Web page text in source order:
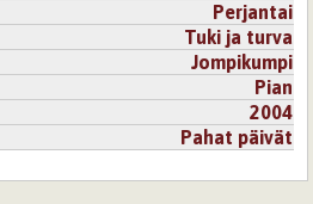
Perjantai
Tuki ja turva
Jompikumpi
Pian
2004
Pahat päivät